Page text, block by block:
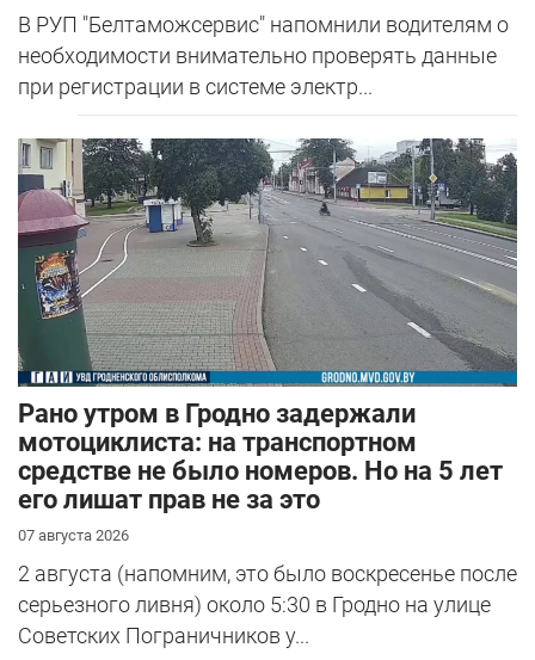
В РУП "Белтаможсервис" напомнили водителям о
необходимости внимательно проверять данные
при регистрации в системе электр...
Рано утром в Гродно задержали
мотоциклиста: на транспортном
средстве не было номеров. Но на 5 лет
его лишат прав не за это
07 августа 2026
2 августа (напомним, это было воскресенье после
серьезного ливня) около 5:30 в Гродно на улице
Советских Пограничников у...